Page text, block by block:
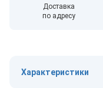
Доставка
по адресу
Характеристики